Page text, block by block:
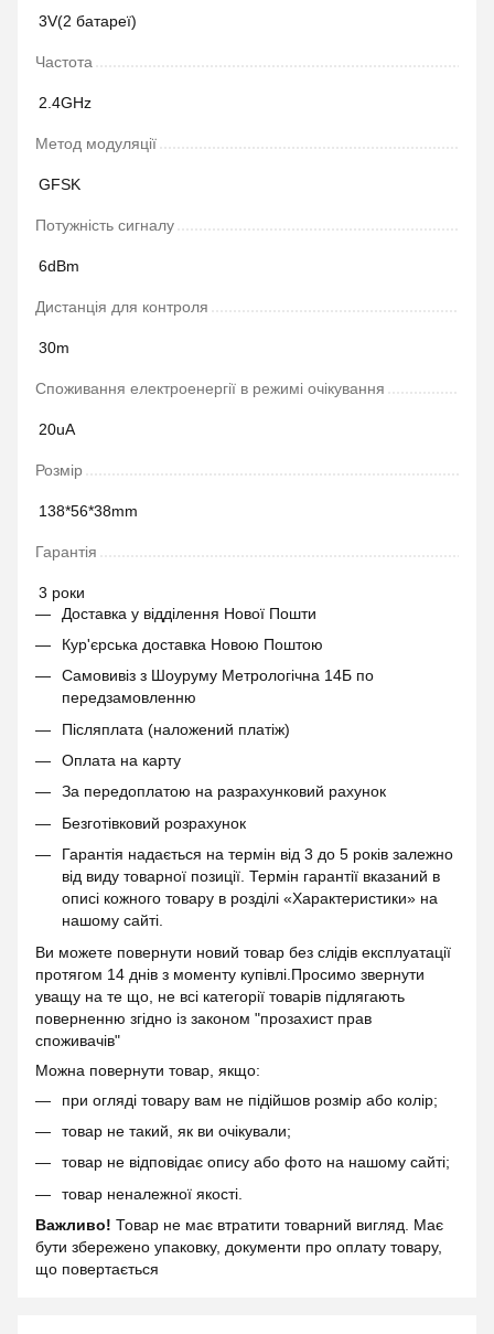
3V(2 батареї)
Частота
2.4GHz
Метод модуляції
GFSK
Потужність сигналу
6dBm
Дистанція для контроля
30m
Споживання електроенергії в режимі очікування
20uA
Розмір
138*56*38mm
Гарантія
3 роки
Доставка у відділення Нової Пошти
Кур'єрська доставка Новою Поштою
Самовивіз з Шоуруму Метрологічна 14Б по
передзамовленню
Післяплата (наложений платіж)
Оплата на карту
За передоплатою на разрахунковий рахунок
Безготівковий розрахунок
Гарантія надається на термін від 3 до 5 років залежно
від виду товарної позиції. Термін гарантії вказаний в
описі кожного товару в розділі «Характеристики» на
нашому сайті.
Ви можете повернути новий товар без слідів експлуатації
протягом 14 днів з моменту купівлі.Просимо звернути
уващу на те що, не всі категорії товарів підлягають
поверненню згідно із законом "прозахист прав
споживачів"
Можна повернути товар, якщо:
при огляді товару вам не підійшов розмір або колір;
товар не такий, як ви очікували;
товар не відповідає опису або фото на нашому сайті;
товар неналежної якості.
Важливо! Товар не має втратити товарний вигляд. Має
бути збережено упаковку, документи про оплату товару,
що повертається